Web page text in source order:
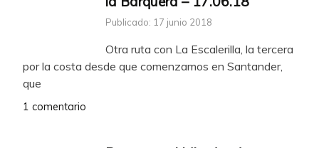
Publicado: 17 junio 2018
Otra ruta con La Escalerilla, la tercera
por la costa desde que comenzamos en Santander,
que
1 comentario